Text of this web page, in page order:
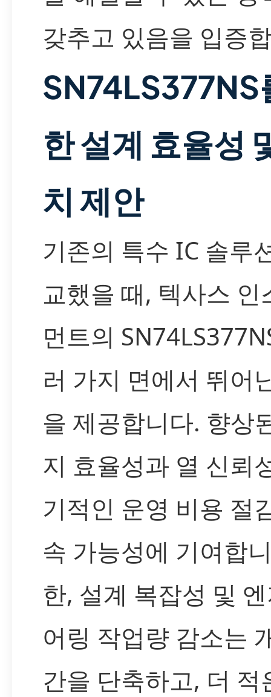
갖추고 있음을 입증
SN74LS377NS
한 설계 효율성
치 제안
기존의 특수 IC 솔루
교했을 때, 텍사스 인
먼트의
러 가지 면에서 뛰어
을 제공합니다. 향상
지 효율성과 열 신뢰
기적인 운영 비용 절
속 가능성에 기여합
한, 설계 복잡성 및
어링 작업량 감소는
간을 단축하고, 더 적